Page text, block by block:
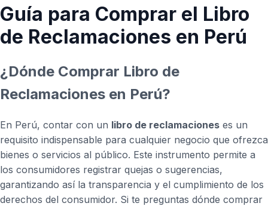
Guía para Comprar el Libro
de Reclamaciones en Perú
¿Dónde Comprar Libro de
Reclamaciones en Perú?
En Perú, contar con un libro de reclamaciones es un
requisito indispensable para cualquier negocio que ofrezca
bienes o servicios al público. Este instrumento permite a
los consumidores registrar quejas o sugerencias,
garantizando así la transparencia y el cumplimiento de los
derechos del consumidor. Si te preguntas dónde comprar